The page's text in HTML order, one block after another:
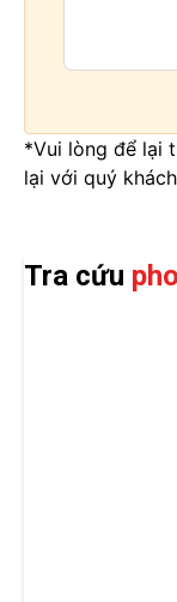
*Vui lòng để lại
lại với quý
Tra cứu